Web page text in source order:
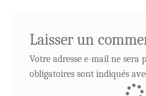
Laisser un
Votre adresse e-mail ne sera
obligatoires sont indiqués